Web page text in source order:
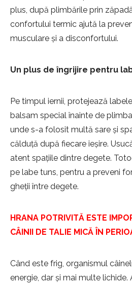
plus, după plimbările prin
confortului termic ajută la
musculare și a disconfortului.
Un plus de îngrijire pentru
Pe timpul iernii, protejează
balsam special înainte de
unde s-a folosit multă sare și
călduță după fiecare ieșire.
atent spațiile dintre degete.
pe labe tuns, pentru a preveni
gheții între degete.
HRANA POTRIVITĂ ESTE
CÂINII DE TALIE MICĂ ÎN
Când este frig, organismul
energie, dar și mai multe lichide.